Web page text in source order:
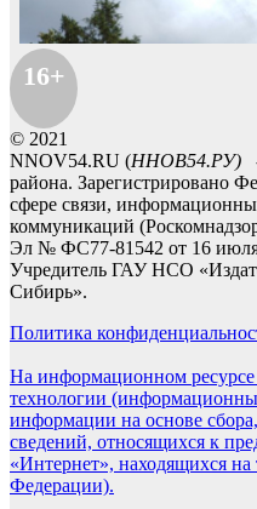
16+
© 2021
NNOV54.RU (ННОВ54.РУ)
района. Зарегистрировано
сфере связи,
коммуникаций
Эл № ФС77-81542 от 16 июля
Учредитель ГАУ НСО
Сибирь».
Политика
На информационном
технологии
информации на основе
сведений, относящихся к
«Интернет», находящихся
Федерации).